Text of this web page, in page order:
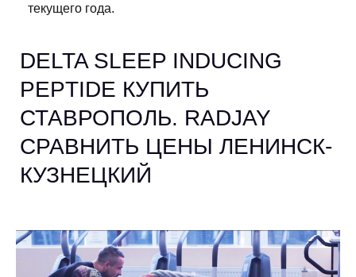
текущего года.
DELTA SLEEP INDUCING
PEPTIDE КУПИТЬ
СТАВРОПОЛЬ. RADJAY
СРАВНИТЬ ЦЕНЫ ЛЕНИНСК-
КУЗНЕЦКИЙ